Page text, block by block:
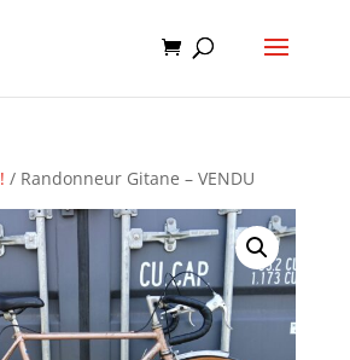
/ Randonneur Gitane – VENDU